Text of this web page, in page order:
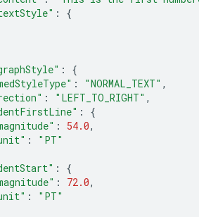
:
{
:
{
: "NORMAL_TEXT" ,
: "LEFT_TO_RIGHT" ,
:
{
: 54.0,
:
"PT"
:
{
: 72.0,
:
"PT"